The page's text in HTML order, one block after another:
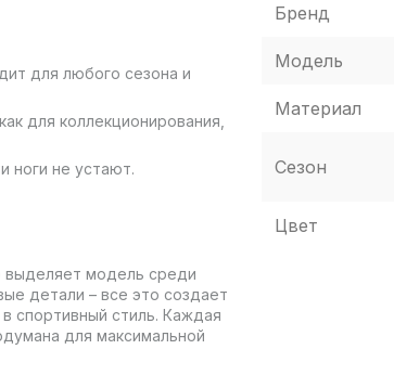
для любого сезона и
для коллекционирования,
ноги не устают.
выделяет модель среди
детали – все это создает
спортивный стиль. Каждая
для максимальной
Бренд
Модель
Материал
Сезон
Цвет